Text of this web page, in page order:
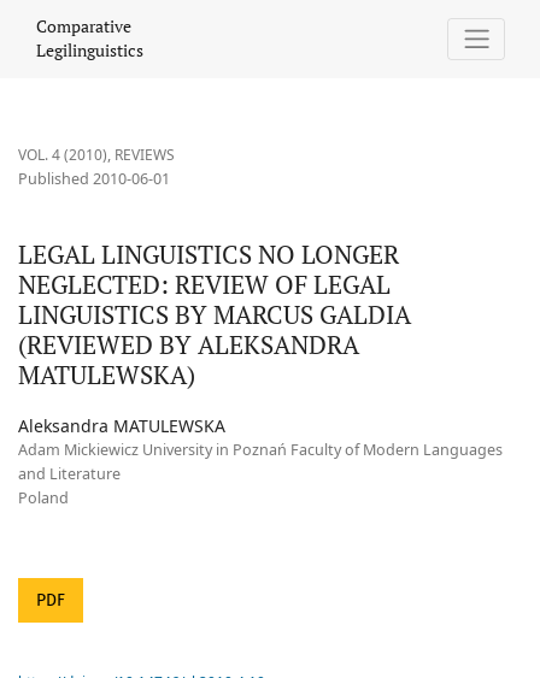
Comparative
Legilinguistics
VOL. 4 (2010), REVIEWS
LEGAL LINGUISTICS NO LONGER
NEGLECTED: REVIEW OF LEGAL
LINGUISTICS BY MARCUS GALDIA
(REVIEWED BY ALEKSANDRA
MATULEWSKA)
Published 2010-06-01
Aleksandra MATULEWSKA
Adam Mickiewicz University in Poznań Faculty of Modern Languages
and Literature
Poland
PDF